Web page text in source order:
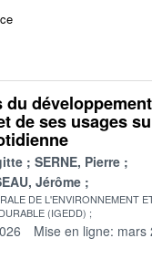
du
de ses usages
SERNE, Pierre
Jérôme
DE L'ENVIRONNEMENT
(IGEDD)
Mise en ligne: mars